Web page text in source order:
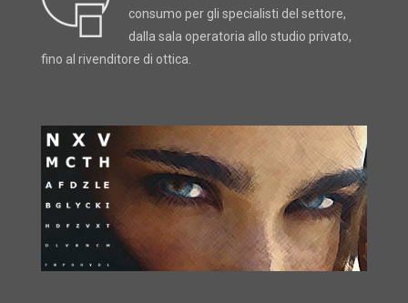
consumo per gli specialisti del settore,
dalla sala operatoria allo studio privato,
fino al rivenditore di ottica.